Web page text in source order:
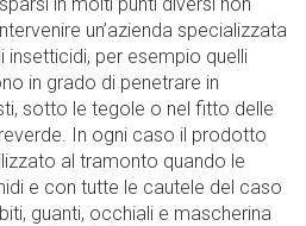
un’azienda specializzata
insetticidi, per esempio quelli
in grado di penetrare in
sotto le tegole o nel fitto delle
In ogni caso il prodotto
al tramonto quando le
e con tutte le cautele del caso
guanti, occhiali e mascherina